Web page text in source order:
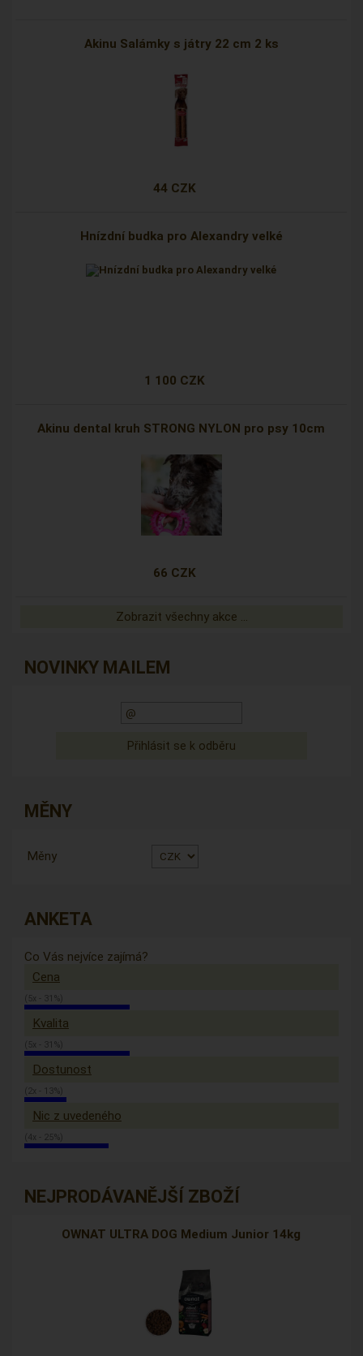
Akinu Salámky s játry 22 cm 2 ks
44 CZK
Hnízdní budka pro Alexandry velké
1 100 CZK
Akinu dental kruh STRONG NYLON pro psy 10cm
66 CZK
Zobrazit všechny akce ...
NOVINKY MAILEM
MĚNY
Měny
ANKETA
Co Vás nejvíce zajímá?
Cena
(5x - 31%)
Kvalita
(5x - 31%)
Dostunost
(2x - 13%)
Nic z uvedeného
(4x - 25%)
NEJPRODÁVANĚJŠÍ ZBOŽÍ
OWNAT ULTRA DOG Medium Junior 14kg